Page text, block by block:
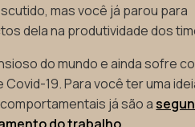
mas você já parou para
dela na produtividade dos
do mundo e ainda sofre
19. Para você ter uma
já são a